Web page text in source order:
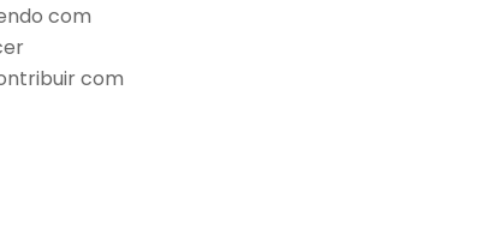
com
com